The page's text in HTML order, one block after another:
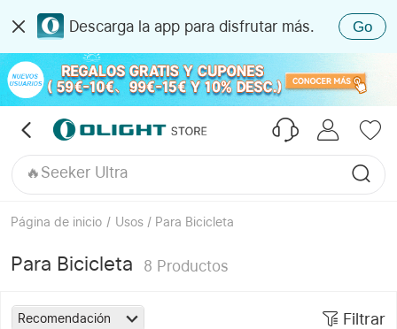
Descarga la app para disfrutar más. Go
🔥Oclip Pro S
🔥Seeker Ultra
Página de inicio / Usos / Para Bicicleta
Para Bicicleta 8 Productos
Recomendación Filtrar